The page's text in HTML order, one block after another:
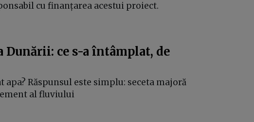
cu finanțarea acestui proiect.
Dunării: ce s-a întâmplat, de
apa? Răspunsul este simplu: seceta majoră
al fluviului